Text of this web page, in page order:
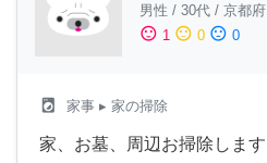
男性 / 30代 / 京都府
sentiment_satisfied 1 sentiment_neutral 0 sentiment_dissatisfied 0
local_laundry_service 家事 ▸ 家の掃除
家、お墓、周辺お掃除します